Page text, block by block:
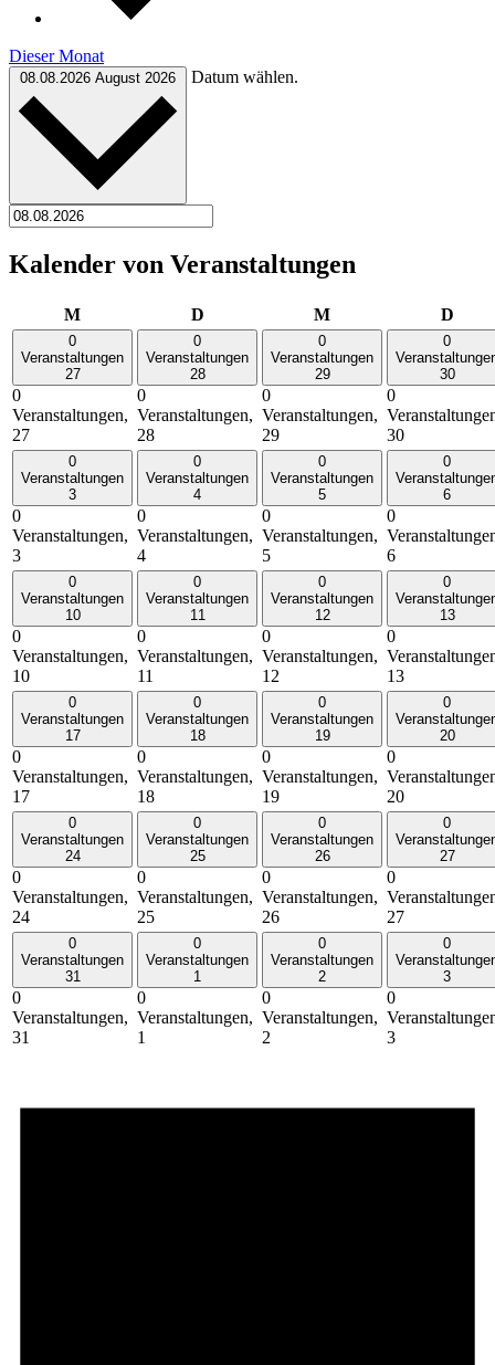
Dieser Monat
08.08.2026 August 2026 Datum wählen.
Kalender von Veranstaltungen
MMontag DDienstag MMittwoch D
0
Veranstaltungen
27
0
Veranstaltungen,
27
0
Veranstaltungen
28
0
Veranstaltungen,
28
0
Veranstaltungen
29
0
Veranstaltungen,
29
0
30
0
30
0
Veranstaltungen
3
0
Veranstaltungen,
3
0
Veranstaltungen
4
0
Veranstaltungen,
4
0
Veranstaltungen
5
0
Veranstaltungen,
5
0
6
0
6
0
Veranstaltungen
10
0
Veranstaltungen,
10
0
Veranstaltungen
11
0
Veranstaltungen,
11
0
Veranstaltungen
12
0
Veranstaltungen,
12
0
13
0
13
0
Veranstaltungen
17
0
Veranstaltungen,
17
0
Veranstaltungen
18
0
Veranstaltungen,
18
0
Veranstaltungen
19
0
Veranstaltungen,
19
0
20
0
20
0
Veranstaltungen
24
0
Veranstaltungen,
24
0
Veranstaltungen
25
0
Veranstaltungen,
25
0
Veranstaltungen
26
0
Veranstaltungen,
26
0
27
0
27
0
Veranstaltungen
31
0
Veranstaltungen,
31
0
Veranstaltungen
1
0
Veranstaltungen,
1
0
Veranstaltungen
2
0
Veranstaltungen,
2
0
3
0
3